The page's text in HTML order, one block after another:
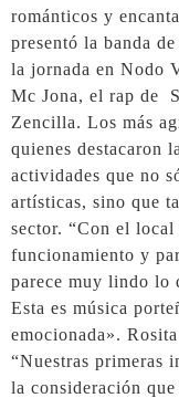
románticos y
presentó la banda
la jornada en Nodo
Mc Jona, el rap de
Zencilla. Los más
quienes destacaron
actividades que no
artísticas, sino que
sector. “Con el
funcionamiento y
parece muy lindo lo
Esta es música
emocionada».
“Nuestras primeras
la consideración